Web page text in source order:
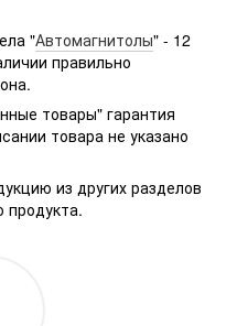
"Автомагнитолы" - 12
правильно
товары" гарантия
товара не указано
из других разделов
продукта.